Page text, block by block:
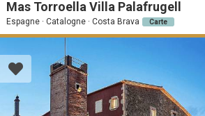
Mas Torroella Villa Palafrugell
Espagne · Catalogne · Costa Brava Carte